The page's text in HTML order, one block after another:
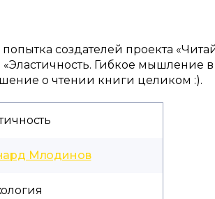
создателей проекта
Гибкое мышление в
о чтении книги целиком :).
Млодинов